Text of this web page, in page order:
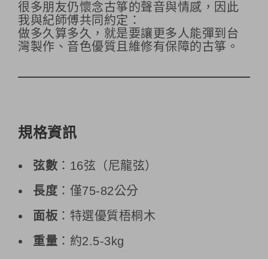
很多朋友仍懷念古箏的聲音與情感，因此
我與紀師傅共同約定：
做多久算多久，就是要讓更多人能彈到台
灣製作、音色優質且維修有保障的古箏。
規格資訊
弦數 ：16弦（尼龍弦）
長度 ：僅75-82公分
面板 ：特選優質梧桐木
重量 ：約2.5-3kg